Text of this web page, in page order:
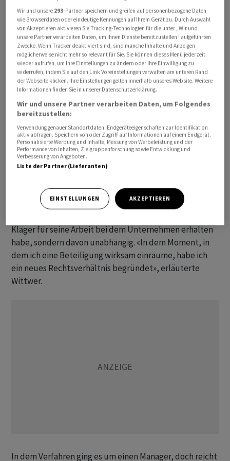
Der Mann hatte in einer komplizierten
Schachtelkonstruktion im Jahr 2006 für 25 000 Euro
Firmenanteile erworben, die später in Aktien
umgetauscht wurden. Nach dem Börsengang ein Jahr
später waren die Papiere drei Millionen Euro wert.
«Der Börsengang war exorbitant erfolgreich», sagte
BFH-Vizepräsident Meinhard Wittwer bei der
Jahrespressekonferenz des Gerichts. Um welches
Unternehmen es sich handelte, machte der
Bundesfinanzhof nicht publik. Das Finanzamt
betrachtete den Gewinn von 2,975 Millionen Euro als
Arbeitslohn und wollte diesen dementsprechend
Der BFH folgte dem nicht. Laut Urteil war der Gewinn
Kläger für seine Arbeit bei dem Unternehmen erhalten
habe, sondern davon unabhängig. «In dem Moment, in
dem ich eine Beteiligung wirksam einräume, habe ich
ein neues Rechtsverhältnis begründet», erläuterte
Wittwer.
In dem Verfahren ging es um einen Manager, doch reicht
Wir und unsere 293-Partner speichern und greifen auf personenbezogene Daten
wie Browserdaten oder eindeutige Kennungen auf Ihrem Gerät zu. Durch Auswahl
von Akzeptieren aktivieren Sie Tracking-Technologien für die unter „Wir und
unsere Partner verarbeiten Daten, um Ihnen Dienste bereitzustellen“ aufgeführten
Zwecke. Wenn Tracker deaktiviert sind, sind manche Inhalte und Anzeigen
möglicherweise nicht mehr so relevant für Sie. Sie können dieses Menü jederzeit
wieder aufrufen, um Ihre Einstellungen zu ändern oder Ihre Einwilligung zu
widerrufen, indem Sie auf den Link Voreinstellungen verwalten am unteren Rand
der Webseite klicken. Ihre Einstellungen gelten innerhalb unseres Website. Weitere
Informationen finden Sie in unserer Datenschutzerklärung.
Wir und unsere Partner verarbeiten Daten, um Folgendes
bereitzustellen:
Verwendung genauer Standortdaten. Endgeräteeigenschaften zur Identifikation
aktiv abfragen. Speichern von oder Zugriff auf Informationen auf einem Endgerät.
Personalisierte Werbung und Inhalte, Messung von Werbeleistung und der
Performance von Inhalten, Zielgruppenforschung sowie Entwicklung und
Verbesserung von Angeboten.
Liste der Partner (Lieferanten)
EINSTELLUNGEN AKZEPTIEREN